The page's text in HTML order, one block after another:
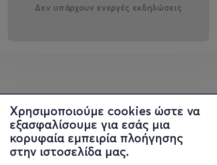
Χρησιμοποιούμε cookies ώστε να
εξασφαλίσουμε για εσάς μια
κορυφαία εμπειρία πλοήγησης
στην ιστοσελίδα μας.
Δεν υπάρχουν ενεργές εκδηλώσεις